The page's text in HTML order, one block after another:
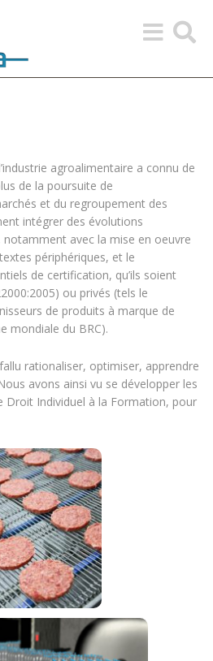
Toggle
search
Toggle
navigation
agroalimentaire a connu de
de la poursuite de
et du regroupement des
intégrer des évolutions
avec la mise en oeuvre
périphériques, et le
de certification, qu’ils soient
ou privés (tels le
de produits à marque de
mondiale du BRC).
rationaliser, optimiser, apprendre
avons ainsi vu se développer les
Droit Individuel à la Formation, pour